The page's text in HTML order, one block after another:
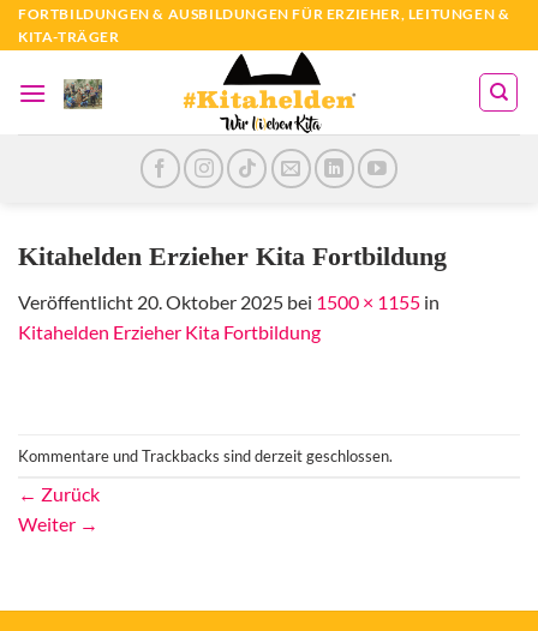
Zum
Inhalt
springen
FORTBILDUNGEN & AUSBILDUNGEN FÜR ERZIEHER, LEITUNGEN &
KITA-TRÄGER
Kitahelden Erzieher Kita Fortbildung
Veröffentlicht 20. Oktober 2025 bei 1500 × 1155 in
Kitahelden Erzieher Kita Fortbildung
Kommentare und Trackbacks sind derzeit geschlossen.
← Zurück
Weiter →